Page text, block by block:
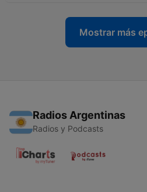
Mostrar más
Radios Argentinas
Radios y Podcasts